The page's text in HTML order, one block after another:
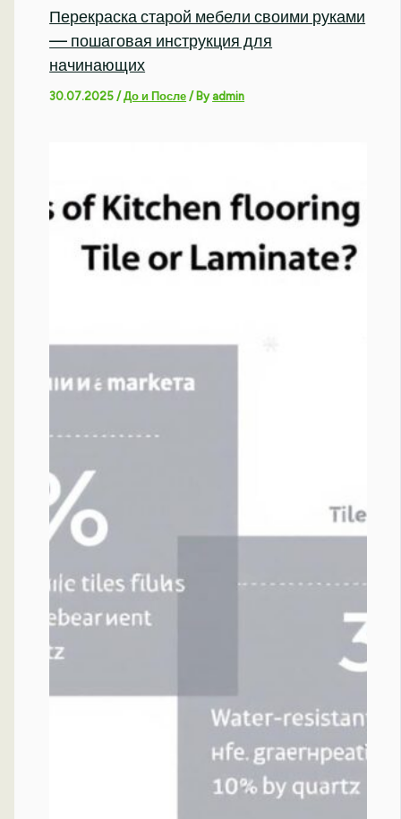
Перекраска старой мебели своими руками
— пошаговая инструкция для
начинающих
30.07.2025/До и После / Byadmin